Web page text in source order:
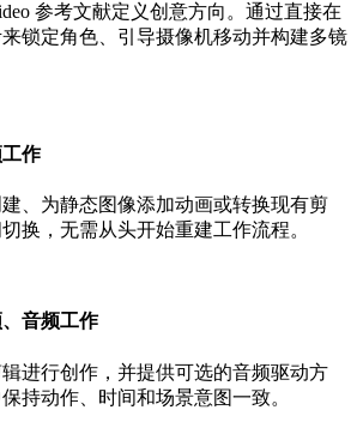
参考文献定义创意方向。通过直接在
锁定角色、引导摄像机移动并构建多镜
作
、为静态图像添加动画或转换现有剪
换，无需从头开始重建工作流程。
音频工作
进行创作，并提供可选的音频驱动方
持动作、时间和场景意图一致。